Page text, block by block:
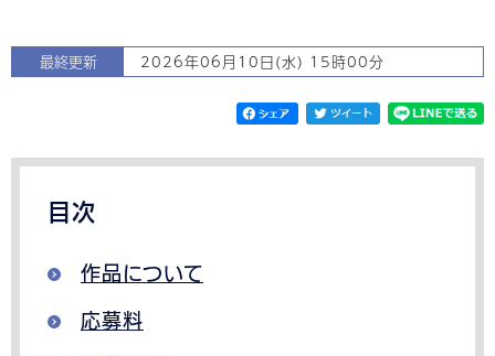
最終更新 2026年06月10日(水) 15時00分
目次
作品について
応募料